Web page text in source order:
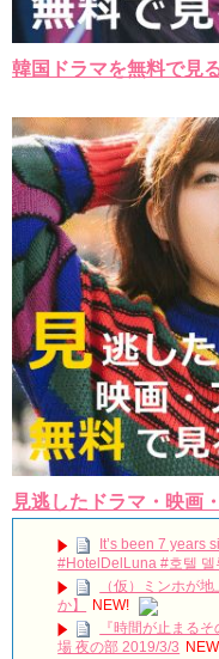
韓国ドラマを無料で見
見逃したドラマ・映画
It’s been 7 years
#HotelDelLuna #호텔 델
（仮）ミンホが
か】
NEW!
『時間が止まる
場 夜の部 2019/3/3